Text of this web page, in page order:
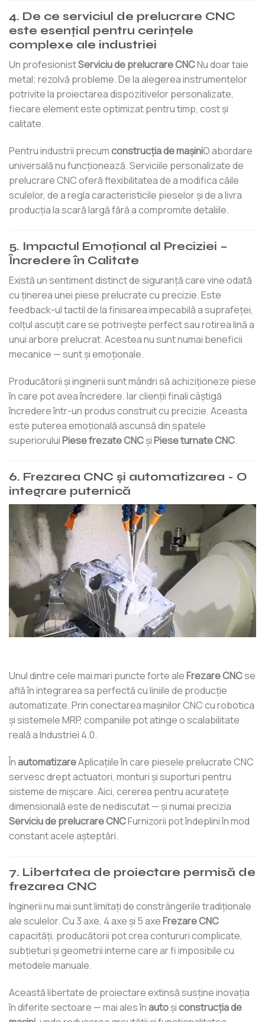
4. De ce serviciul de prelucrare CNC
este esențial pentru cerințele
complexe ale industriei
Un profesionistServiciu de prelucrare CNCNu doar taie
metal; rezolvă probleme. De la alegerea instrumentelor
potrivite la proiectarea dispozitivelor personalizate,
fiecare element este optimizat pentru timp, cost și
calitate.
Pentru industrii precumconstrucția de mașiniO abordare
universală nu funcționează. Serviciile personalizate de
prelucrare CNC oferă flexibilitatea de a modifica căile
sculelor, de a regla caracteristicile pieselor și de a livra
producția la scară largă fără a compromite detaliile.
5. Impactul Emoțional al Preciziei –
Încredere în Calitate
Există un sentiment distinct de siguranță care vine odată
cu ținerea unei piese prelucrate cu precizie. Este
feedback-ul tactil de la finisarea impecabilă a suprafeței,
colțul ascuțit care se potrivește perfect sau rotirea lină a
unui arbore prelucrat. Acestea nu sunt numai beneficii
mecanice — sunt și emoționale.
Producătorii și inginerii sunt mândri să achiziționeze piese
în care pot avea încredere. Iar clienții finali câștigă
încredere într-un produs construit cu precizie. Aceasta
este puterea emoțională ascunsă din spatele
superioruluiPiese frezate CNCşiPiese turnate CNC.
6. Frezarea CNC și automatizarea - O
integrare puternică
Unul dintre cele mai mari puncte forte aleFrezare CNCse
află în integrarea sa perfectă cu liniile de producție
automatizate. Prin conectarea mașinilor CNC cu robotica
și sistemele MRP, companiile pot atinge o scalabilitate
reală a Industriei 4.0.
În automatizareAplicațiile în care piesele prelucrate CNC
servesc drept actuatori, monturi și suporturi pentru
sisteme de mișcare. Aici, cererea pentru acuratețe
dimensională este de nediscutat — și numai precizia
Serviciu de prelucrare CNCFurnizorii pot îndeplini în mod
constant acele așteptări.
7. Libertatea de proiectare permisă de
frezarea CNC
Inginerii nu mai sunt limitați de constrângerile tradiționale
ale sculelor. Cu 3 axe, 4 axe și 5 axeFrezare CNC
capacități, producătorii pot crea contururi complicate,
subțieturi și geometrii interne care ar fi imposibile cu
metodele manuale.
Această libertate de proiectare extinsă susține inovația
în diferite sectoare — mai ales în autoşiconstrucția de